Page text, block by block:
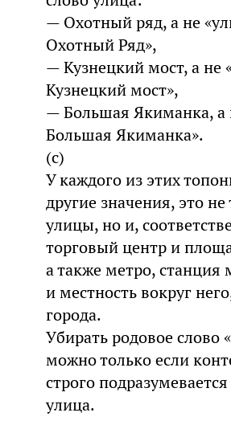
— Охотный ряд, а не
Охотный Ряд»,
— Кузнецкий мост, а не
Кузнецкий мост»,
— Большая Якиманка, а
Большая Якиманка».
(c)
У каждого из этих
другие значения, это не
улицы, но и,
торговый центр и
а также метро, станция
и местность вокруг
города.
Убирать родовое слово
можно только если
строго
улица.